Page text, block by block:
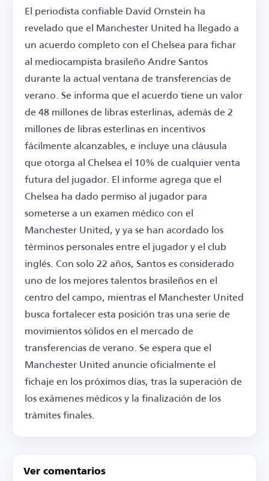
El periodista confiable David Ornstein ha
revelado que el Manchester United ha llegado a
un acuerdo completo con el Chelsea para fichar
al mediocampista brasileño Andre Santos
durante la actual ventana de transferencias de
verano. Se informa que el acuerdo tiene un valor
de 48 millones de libras esterlinas, además de 2
millones de libras esterlinas en incentivos
fácilmente alcanzables, e incluye una cláusula
que otorga al Chelsea el 10% de cualquier venta
futura del jugador. El informe agrega que el
Chelsea ha dado permiso al jugador para
someterse a un examen médico con el
Manchester United, y ya se han acordado los
términos personales entre el jugador y el club
inglés. Con solo 22 años, Santos es considerado
uno de los mejores talentos brasileños en el
centro del campo, mientras el Manchester United
busca fortalecer esta posición tras una serie de
movimientos sólidos en el mercado de
transferencias de verano. Se espera que el
Manchester United anuncie oficialmente el
fichaje en los próximos días, tras la superación de
los exámenes médicos y la finalización de los
trámites finales.
Ver comentarios